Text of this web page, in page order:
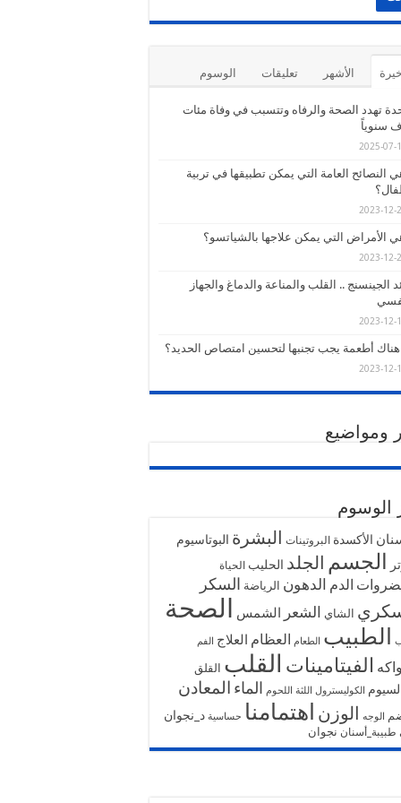
الأشهر تعليقات الوسوم
تهدد الصحة والرفاه وتتسبب في وفاة مئات
سنوياً
2025-07-
النصائح العامة التي يمكن تطبيقها في تربية
2023-12-
الأمراض التي يمكن علاجها بالشياتسو؟
2023-12-
الجينسنج .. القلب والمناعة والدماغ والجهاز
2023-12-
أطعمة يجب تجنبها لتحسين امتصاص الحديد؟
2023-12-
ومواضيع
الوسوم
الأكسدة البروتينات البشرة البوتاسيوم
الجسم الجلد الحليب الحياة
الدم الدهون الرياضة السكر
الشاي الشعر الشمس الصحة
الطبيب الطعام العظام العلاج الفم
الفيتامينات القلب القلق
الكوليسترول اللثة اللحوم الماء المعادن
الوجه الوزن اهتمامنا حساسية د_نجوان
طبيبة_أسنان نجوان